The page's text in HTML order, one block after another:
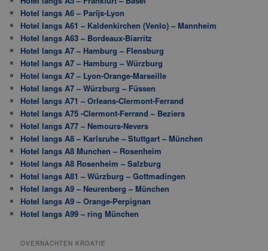
Hotel langs A6 – Parijs-Lyon
Hotel langs A61 – Kaldenkirchen (Venlo) – Mannheim
Hotel langs A63 – Bordeaux-Biarritz
Hotel langs A7 – Hamburg – Flensburg
Hotel langs A7 – Hamburg – Würzburg
Hotel langs A7 – Lyon-Orange-Marseille
Hotel langs A7 – Würzburg – Füssen
Hotel langs A71 – Orleans-Clermont-Ferrand
Hotel langs A75 -Clermont-Ferrand – Beziers
Hotel langs A77 – Nemours-Nevers
Hotel langs A8 – Karlsruhe – Stuttgart – München
Hotel langs A8 Munchen – Rosenheim
Hotel langs A8 Rosenheim – Salzburg
Hotel langs A81 – Würzburg – Gottmadingen
Hotel langs A9 – Neurenberg – München
Hotel langs A9 – Orange-Perpignan
Hotel langs A99 – ring München
OVERNACHTEN KROATIE